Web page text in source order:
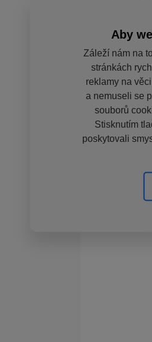
Aby
Záleží nám na
stránkách
reklamy na
a nemuseli se
souborů
Stisknutím
poskytovali